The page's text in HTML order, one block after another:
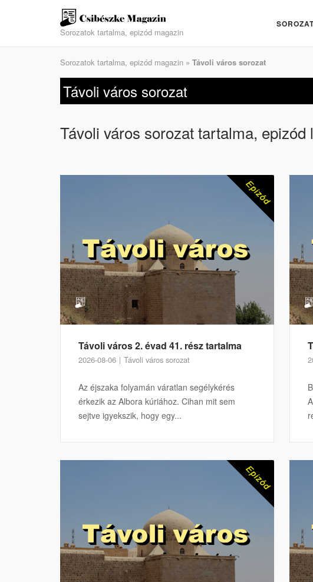
Sorozatok tartalma, epizód magazin
Sorozatok tartalma, epizód magazin » Távoli város sorozat
Távoli város sorozat
Távoli város sorozat tartalma, epizód
Távoli város 2. évad 41. rész tartalma
2026-08-06 Távoli város sorozat
Az éjszaka folyamán váratlan segélykérés
érkezik az Albora kúriához. Cihan mit sem
sejtve igyekszik, hogy egy...